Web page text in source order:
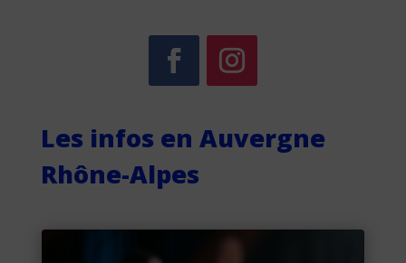
Les infos en Auvergne
Rhône-Alpes